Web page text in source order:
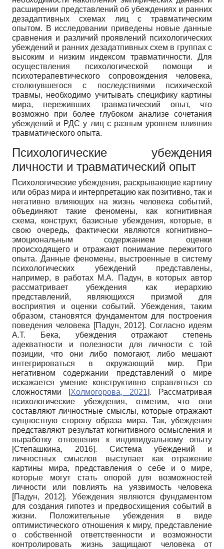
расширении представлений об убеждениях и ранних
дезадаптивных схемах лиц с травматическим
опытом. В исследовании приведены новые данные
сравнения и различий проявлений психологических
убеждений и ранних дезадатпивных схем в группах с
высоким и низким индексом травматичности. Для
осуществления психологической помощи и
психотерапевтического сопровождения человека,
столкнувшегося с последствиями психической
травмы, необходимо учитывать специфику картины
мира, переживших травматический опыт, что
возможно при более глубоком анализе сочетания
убеждений и РДС у лиц с разным уровнем влияния
травматического опыта.
Психологические убеждения
личности и травматический опыт
Психологические убеждения, раскрывающие картину
или образ мира и интерпретацию как позитивно, так и
негативно влияющих на жизнь человека событий,
объединяют такие феномены, как когнитивная
схема, конструкт, базисные убеждения, которые, в
свою очередь, фактически являются когнитивно–
эмоциональным содержанием оценки
происходящего и отражают понимание пережитого
опыта. Данные феномены, выстроенные в систему
психологических убеждений представлены,
например, в работах М.А. Падун, в которых автор
рассматривает убеждения как иерархию
представлений, являющихся призмой для
восприятия и оценки событий. Убеждения, таким
образом, становятся фундаментом для построения
поведения человека [Падун, 2012]. Согласно идеям
А.Т. Бека, убеждения отражают степень
адекватности и полезности для личности с той
позиции, что они либо помогают, либо мешают
интегрироваться в окружающий мир. При
негативном содержании представлений о мире
искажается умение конструктивно справляться со
сложностями
[Холмогорова, 2021]. Рассматривая
психологические убеждения, отметим, что они
составляют личностные смыслы, которые отражают
сущностную сторону образа мира. Так, убеждения
представляют результат когнитивного осмысления и
выработку отношения к индивидуальному опыту
[Степашкина, 2016]. Система убеждений и
личностных смыслов выступает как отражение
картины мира, представления о себе и о мире,
которые могут стать опорой для возможностей
личности или повлиять на уязвимость человека
[Падун, 2012]. Убеждения являются фундаментом
для создания гипотез и предвосхищения событий в
жизни. Положительные убеждения в виде
оптимистического отношения к миру, представление
о собственной ответственности и возможности
контролировать жизнь защищают человека от